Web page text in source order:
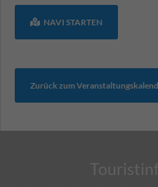
NAVI STARTEN
Zurück zum